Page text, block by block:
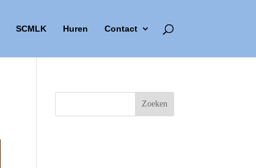
SCMLK Huren Contact